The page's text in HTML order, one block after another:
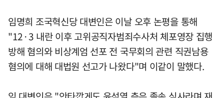
임명희 조국혁신당 대변인은 이날 오후 논평을 통해
"12·3 내란 이후 고위공직자범죄수사처 체포영장 집행
방해 혐의와 비상계엄 선포 전 국무회의 관련 직권남용
혐의에 대해 대법원 선고가 나왔다"며 이같이 말했다.